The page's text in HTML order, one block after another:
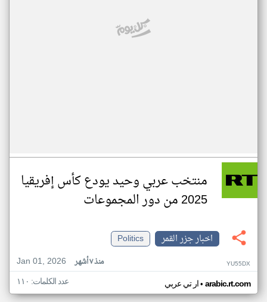
منتخب عربي وحيد يودع كأس إفريقيا
2025 من دور المجموعات
اخبار جزر القمر
Politics
Jan 01, 2026
منذ ٧ أشهر YU55DX
ار تي عربي• arabic.rt.com عدد الكلمات: ١١٠